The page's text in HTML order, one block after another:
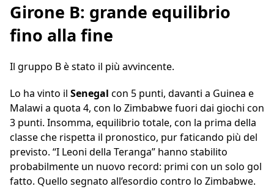
Girone B: grande equilibrio
fino alla fine
Il gruppo B è stato il più avvincente.
Lo ha vinto il Senegal con 5 punti, davanti a Guinea e
Malawi a quota 4, con lo Zimbabwe fuori dai giochi con
3 punti. Insomma, equilibrio totale, con la prima della
classe che rispetta il pronostico, pur faticando più del
previsto. “I Leoni della Teranga” hanno stabilito
probabilmente un nuovo record: primi con un solo gol
fatto. Quello segnato all’esordio contro lo Zimbabwe.